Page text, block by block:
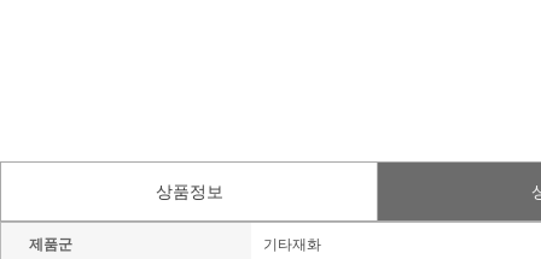
상품정보
제품군 기타재화